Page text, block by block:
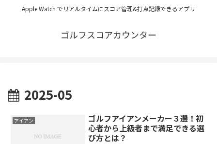
Apple Watch でリアルタイムにスコア管理&打点記録できるアプリ
ゴルフスコアカウンター
2025-05
アイアン
ゴルフアイアンメーカー３選！初
心者から上級者まで満足できる選
び方とは？